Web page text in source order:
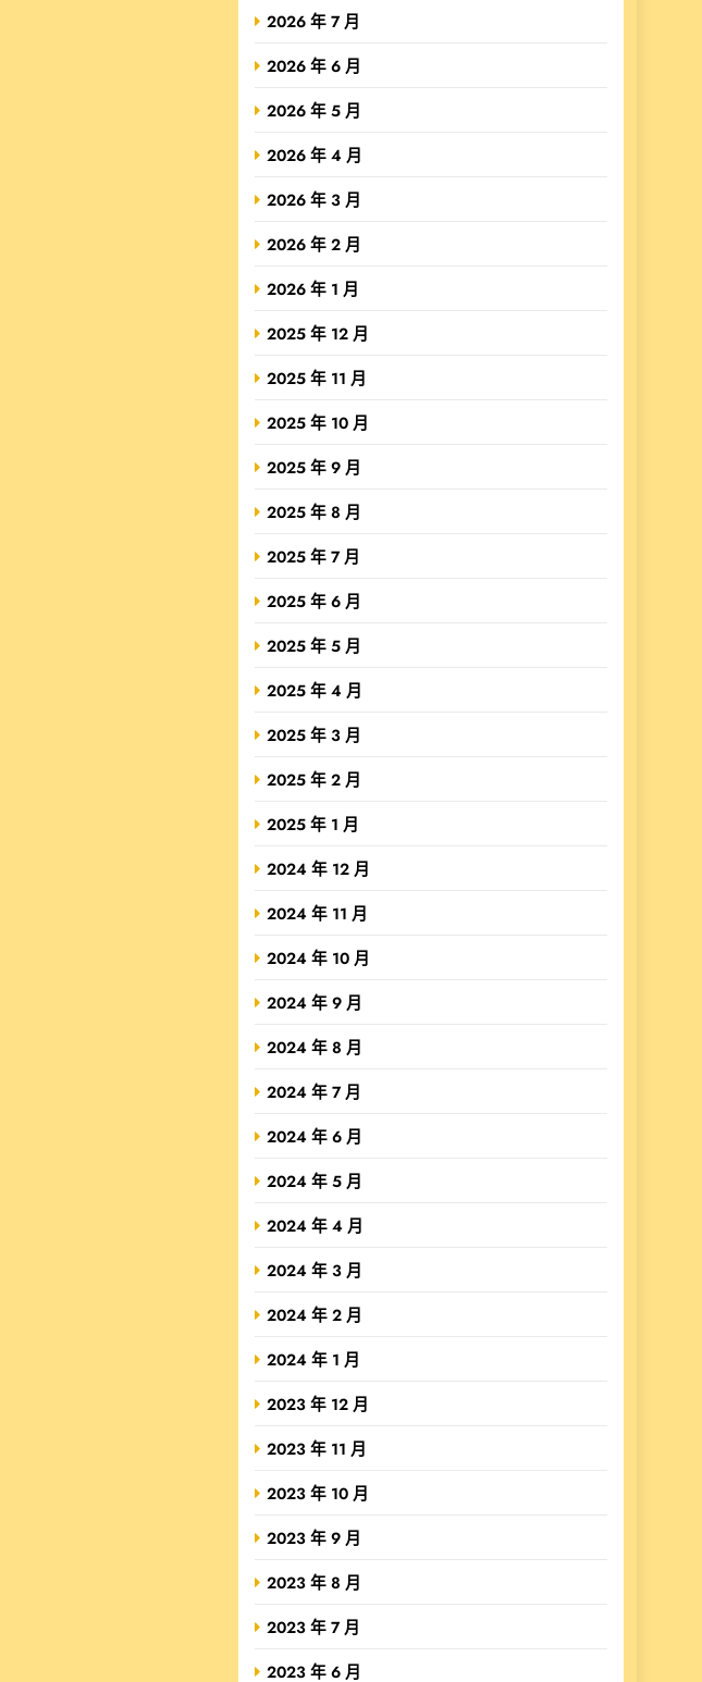
2026 年 7 月
2026 年 6 月
2026 年 5 月
2026 年 4 月
2026 年 3 月
2026 年 2 月
2026 年 1 月
2025 年 12 月
2025 年 11 月
2025 年 10 月
2025 年 9 月
2025 年 8 月
2025 年 7 月
2025 年 6 月
2025 年 5 月
2025 年 4 月
2025 年 3 月
2025 年 2 月
2025 年 1 月
2024 年 12 月
2024 年 11 月
2024 年 10 月
2024 年 9 月
2024 年 8 月
2024 年 7 月
2024 年 6 月
2024 年 5 月
2024 年 4 月
2024 年 3 月
2024 年 2 月
2024 年 1 月
2023 年 12 月
2023 年 11 月
2023 年 10 月
2023 年 9 月
2023 年 8 月
2023 年 7 月
2023 年 6 月